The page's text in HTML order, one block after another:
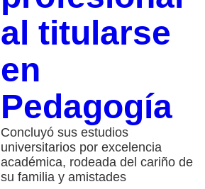
al titularse
en
Pedagogía
Concluyó sus estudios
universitarios por excelencia
académica, rodeada del cariño de
su familia y amistades